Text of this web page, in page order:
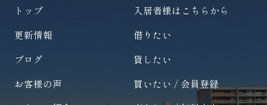
トップ
入居者様はこちらから
更新情報
借りたい
ブログ
貸したい
お客様の声
買いたい / 会員登録